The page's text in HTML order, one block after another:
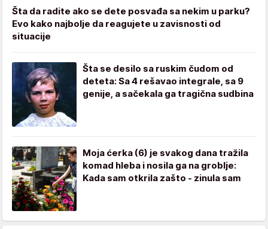
Šta da radite ako se dete posvađa sa nekim u parku?
Evo kako najbolje da reagujete u zavisnosti od
situacije
Šta se desilo sa ruskim čudom od
deteta: Sa 4 rešavao integrale, sa 9
genije, a sačekala ga tragična sudbina
Moja ćerka (6) je svakog dana tražila
komad hleba i nosila ga na groblje:
Kada sam otkrila zašto - zinula sam